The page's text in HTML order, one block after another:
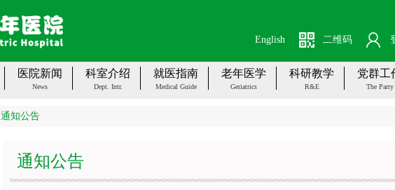
二维码
English
医院新闻
News
科室介绍
Dept. Intr.
就医指南
Medical Guide
老年医学
Geriatrics
科研教学
R&E
党群工
The Party
通知公告
通知公告